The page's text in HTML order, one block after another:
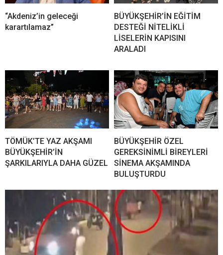
“Akdeniz’in geleceği
karartılamaz”
BÜYÜKŞEHİR’İN EĞİTİM
DESTEĞİ NİTELİKLİ
LİSELERİN KAPISINI
ARALADI
TÖMÜK’TE YAZ AKŞAMI
BÜYÜKŞEHİR’İN
ŞARKILARIYLA DAHA GÜZEL
BÜYÜKŞEHİR ÖZEL
GEREKSİNİMLİ BİREYLERİ
SİNEMA AKŞAMINDA
BULUŞTURDU